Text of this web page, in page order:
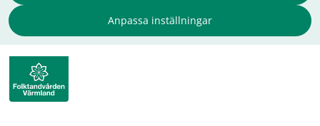
Anpassa inställningar